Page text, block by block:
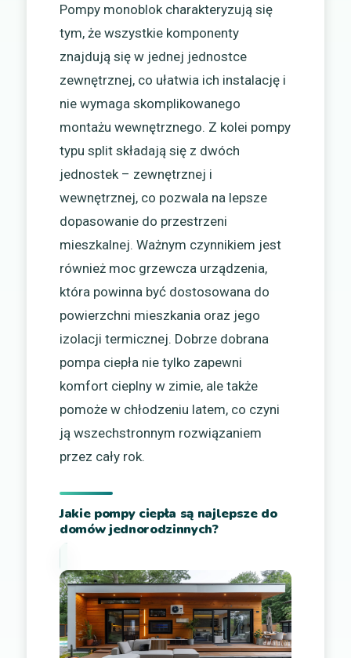
Pompy monoblok charakteryzują się
tym, że wszystkie komponenty
znajdują się w jednej jednostce
zewnętrznej, co ułatwia ich instalację i
nie wymaga skomplikowanego
montażu wewnętrznego. Z kolei pompy
typu split składają się z dwóch
jednostek – zewnętrznej i
wewnętrznej, co pozwala na lepsze
dopasowanie do przestrzeni
mieszkalnej. Ważnym czynnikiem jest
również moc grzewcza urządzenia,
która powinna być dostosowana do
powierzchni mieszkania oraz jego
izolacji termicznej. Dobrze dobrana
pompa ciepła nie tylko zapewni
komfort cieplny w zimie, ale także
pomoże w chłodzeniu latem, co czyni
ją wszechstronnym rozwiązaniem
przez cały rok.
Jakie pompy ciepła są najlepsze do
domów jednorodzinnych?